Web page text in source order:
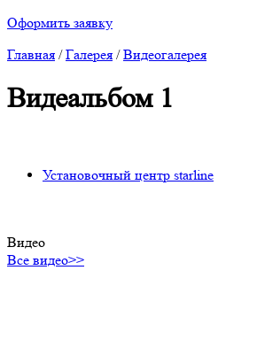
Оформить заявку
Главная /Галерея /Видеогалерея
Видеальбом 1
Установочный центр starline
Видео
Все видео>>